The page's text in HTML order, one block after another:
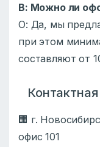
В: Можно ли
О: Да, мы
при этом
составляют от
🏢 г.
офис 101